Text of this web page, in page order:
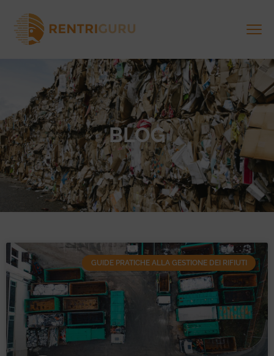
BLOG
GUIDE PRATICHE ALLA GESTIONE DEI RIFIUTI